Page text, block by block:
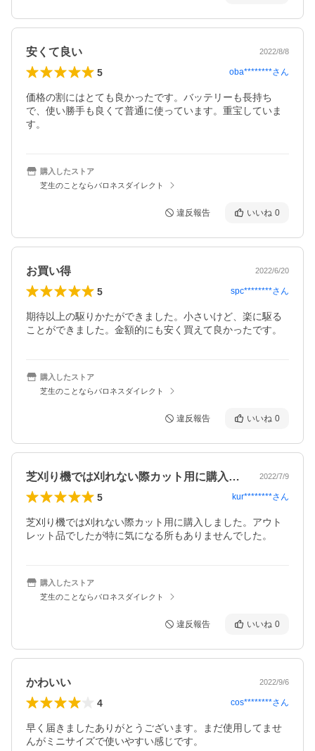
安くて良い 2022/8/8
5 oba********さん
価格の割にはとても良かったです。バッテリーも長持ち
で、使い勝手も良くて普通に使っています。重宝していま
す。
購入したストア
芝生のことならバロネスダイレクト
違反報告 いいね 0
お買い得 2022/6/20
5 spc********さん
期待以上の駆りかたができました。小さいけど、楽に駆る
ことができました。金額的にも安く買えて良かったです。
購入したストア
芝生のことならバロネスダイレクト
違反報告 いいね 0
芝刈り機では刈れない際カット用に購入し… 2022/7/9
5 kur********さん
芝刈り機では刈れない際カット用に購入しました。アウト
レット品でしたが特に気になる所もありませんでした。
購入したストア
芝生のことならバロネスダイレクト
違反報告 いいね 0
かわいい 2022/9/6
4 cos********さん
早く届きましたありがとうございます。まだ使用してませ
んがミニサイズで使いやすい感じです。